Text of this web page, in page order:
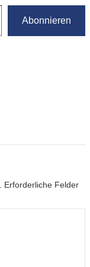
Abonnieren
Erforderliche Felder